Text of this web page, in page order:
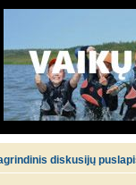
diskusijų